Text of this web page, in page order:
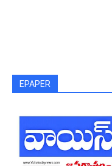
EPAPER